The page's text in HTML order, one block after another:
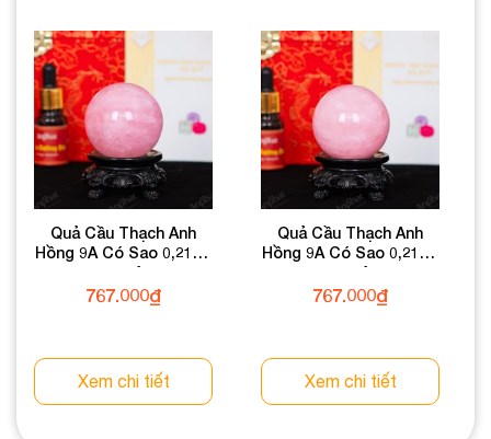
Quả Cầu Thạch Anh
Hồng 9A Có Sao 0,21kg
012-0769A-0,21
767.000₫
Xem chi tiết
Quả Cầu Thạch Anh
Hồng 9A Có Sao 0,21kg
012-0769A-0,21
767.000₫
Xem chi tiết